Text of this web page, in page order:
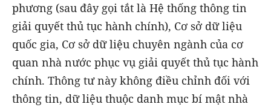
phương (sau đây gọi tắt là Hệ thống thông tin
giải quyết thủ tục hành chính), Cơ sở dữ liệu
quốc gia, Cơ sở dữ liệu chuyên ngành của cơ
quan nhà nước phục vụ giải quyết thủ tục hành
chính. Thông tư này không điều chỉnh đối với
thông tin, dữ liệu thuộc danh mục bí mật nhà